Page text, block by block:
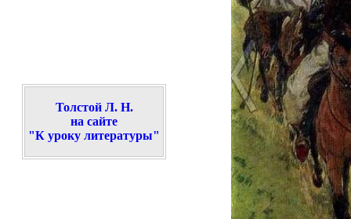
Толстой Л. Н.
на сайте
"К уроку литературы"